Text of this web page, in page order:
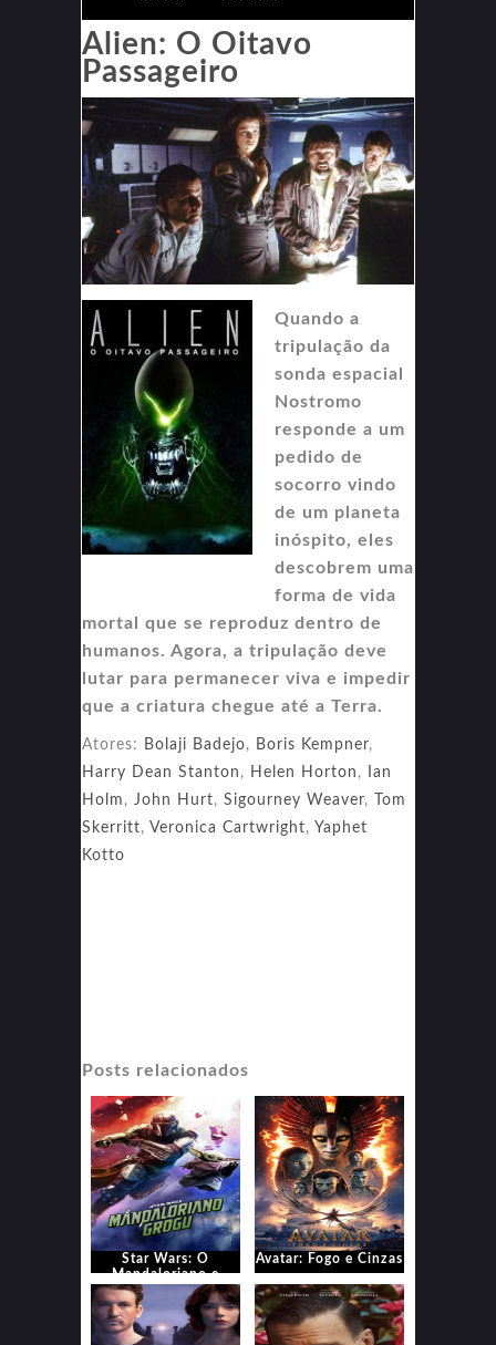
Alien: O Oitavo
Passageiro
Quando a
tripulação da
sonda espacial
Nostromo
responde a um
pedido de
socorro vindo
de um planeta
inóspito, eles
descobrem uma
forma de vida
mortal que se reproduz dentro de
humanos. Agora, a tripulação deve
lutar para permanecer viva e impedir
que a criatura chegue até a Terra.
Atores: Bolaji Badejo, Boris Kempner,
Harry Dean Stanton , Helen Horton ,
Ian
Holm , John Hurt, Sigourney Weaver,
Tom
Skerritt, Veronica Cartwright, Yaphet
Kotto
Posts relacionados
Star Wars: O
Mandaloriano e
Grogu
Avatar: Fogo e Cinzas